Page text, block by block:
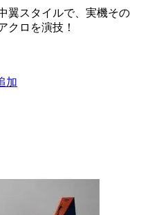
翼スタイルで、実機その
クロを演技！
加